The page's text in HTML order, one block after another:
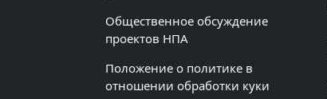
Общественное обсуждение
проектов НПА
Положение о политике в
отношении обработки куки